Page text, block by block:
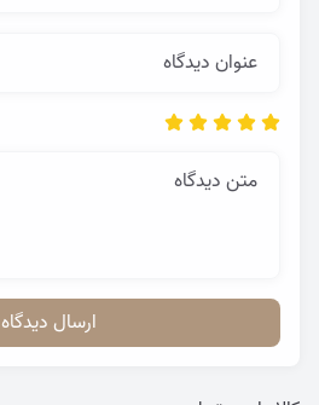
عنوان دیدگاه
متن دیدگاه
ارسال دیدگاه